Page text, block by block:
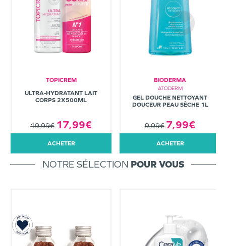
TOPICREM
ULTRA-HYDRATANT LAIT
CORPS 2X500ML
19,99€ 17,99€
ACHETER
BIODERMA
ATODERM
GEL DOUCHE NETTOYANT
DOUCEUR PEAU SÈCHE 1L
9,99€ 7,99€
ACHETER
NOTRE SÉLECTION POUR VOUS